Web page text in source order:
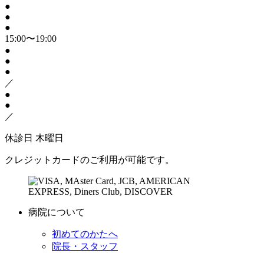
●
●
●
15:00〜19:00
●
●
●
／
●
●
／
休診日 木曜日
クレジットカードのご利用が可能です。
病院について
初めてのかたへ
院長・スタッフ